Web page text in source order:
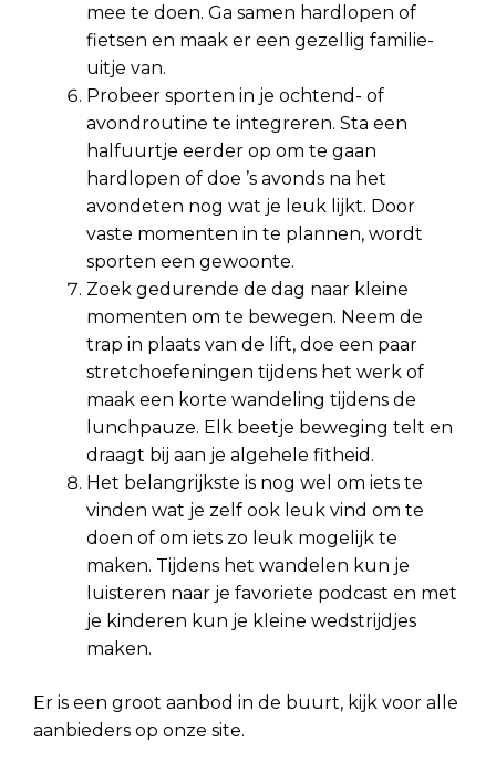
mee te doen. Ga samen hardlopen of
fietsen en maak er een gezellig familie-
uitje van.
Probeer sporten in je ochtend- of
avondroutine te integreren. Sta een
halfuurtje eerder op om te gaan
hardlopen of doe ’s avonds na het
avondeten nog wat je leuk lijkt. Door
vaste momenten in te plannen, wordt
sporten een gewoonte.
Zoek gedurende de dag naar kleine
momenten om te bewegen. Neem de
trap in plaats van de lift, doe een paar
stretchoefeningen tijdens het werk of
maak een korte wandeling tijdens de
lunchpauze. Elk beetje beweging telt en
draagt bij aan je algehele fitheid.
Het belangrijkste is nog wel om iets te
vinden wat je zelf ook leuk vind om te
doen of om iets zo leuk mogelijk te
maken. Tijdens het wandelen kun je
luisteren naar je favoriete podcast en met
je kinderen kun je kleine wedstrijdjes
maken.
Er is een groot aanbod in de buurt, kijk voor alle
aanbieders op onze site.